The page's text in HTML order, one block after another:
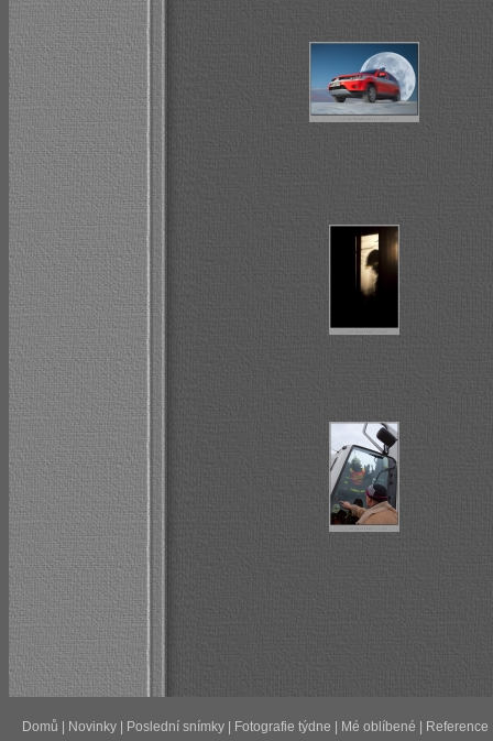
Domů Novinky| Poslední snímky| Fotografie týdne Mé oblíbené Reference